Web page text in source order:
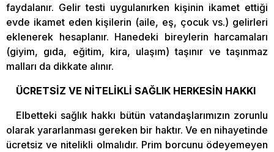
faydalanır. Gelir testi uygulanırken kişinin ikamet ettiği
evde ikamet eden kişilerin (aile, eş, çocuk vs.) gelirleri
eklenerek hesaplanır. Hanedeki bireylerin harcamaları
(giyim, gıda, eğitim, kira, ulaşım) taşınır ve taşınmaz
malları da dikkate alınır.
ÜCRETSİZ VE NİTELİKLİ SAĞLIK HERKESİN HAKKI
Elbetteki sağlık hakkı bütün vatandaşlarımızın zorunlu
olarak yararlanması gereken bir haktır. Ve en nihayetinde
ücretsiz ve nitelikli olmalıdır. Prim borcunu ödeyemeyen